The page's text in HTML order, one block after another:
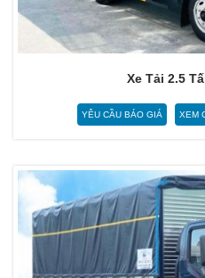
Xe Tải 2.5
YÊU CẦU BÁO GIÁ XEM